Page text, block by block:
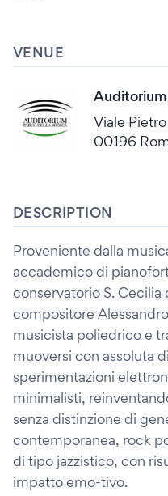
VENUE
Auditorium
Viale
00196
DESCRIPTION
Proveniente dalla
accademico di
conservatorio S. Cecilia
compositore
musicista poliedrico e
muoversi con assoluta
sperimentazioni
minimalisti,
senza distinzione di
contemporanea, rock
di tipo jazzistico, con
impatto emo-tivo.